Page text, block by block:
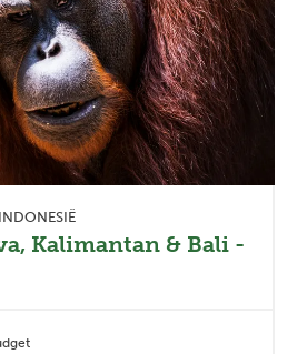
INDONESIË
Kalimantan & Bali -